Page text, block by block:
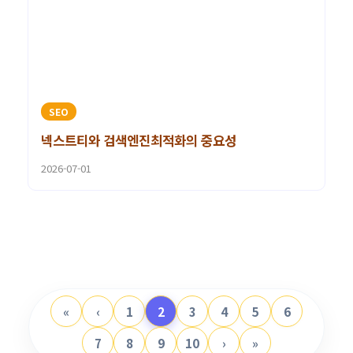
SEO
넥스트티와 검색엔진최적화의 중요성
2026-07-01
« ‹ 1 2 3 4 5
6
7
8 9 10 › »